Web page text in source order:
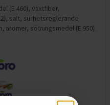
(E 460), växtfiber,
salt, surhetsreglerande
aromer, sötningsmedel (E 950).